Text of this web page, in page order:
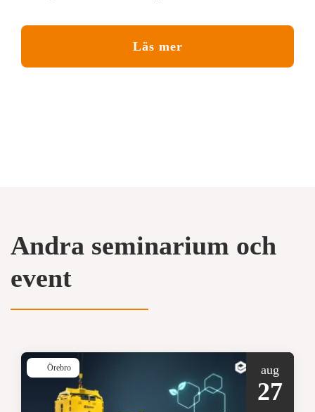
Läs mer
Andra seminarium och
event
Örebro aug
27